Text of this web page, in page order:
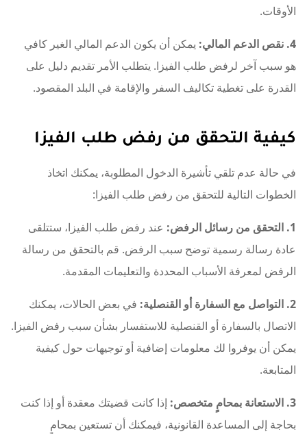
الأوقات.
4. نقص الدعم المالي:
يمكن أن يكون الدعم المالي الغير كافي
هو سبب آخر لرفض طلب الفيزا. يتطلب الأمر تقديم دليل على
القدرة على تغطية تكاليف السفر والإقامة في البلد المقصود.
كيفية التحقق من رفض طلب الفيزا
في حالة عدم تلقي تأشيرة الدخول المطلوبة، يمكنك اتخاذ
الخطوات التالية للتحقق من رفض طلب الفيزا:
1. التحقق من رسائل الرفض:
عند رفض طلب الفيزا، ستتلقى
عادة رسالة رسمية توضح سبب الرفض. قم بالتحقق من رسالة
الرفض لمعرفة الأسباب المحددة والتعليمات المقدمة.
2. التواصل مع السفارة أو القنصلية:
في بعض الحالات، يمكنك
الاتصال بالسفارة أو القنصلية للاستفسار بشأن سبب رفض الفيزا.
يمكن أن يوفروا لك معلومات إضافية أو توجيهات حول كيفية
المتابعة.
3. الاستعانة بمحامٍ متخصص:
إذا كانت قضيتك معقدة أو إذا كنت
بحاجة إلى المساعدة القانونية، فيمكنك أن تستعين بمحامٍ